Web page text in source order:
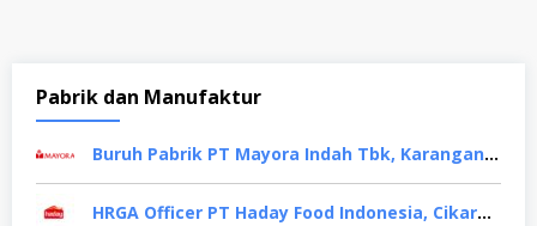
Pabrik dan Manufaktur
Buruh Pabrik PT Mayora Indah Tbk, Karanganyar
HRGA Officer PT Haday Food Indonesia, Cikarang